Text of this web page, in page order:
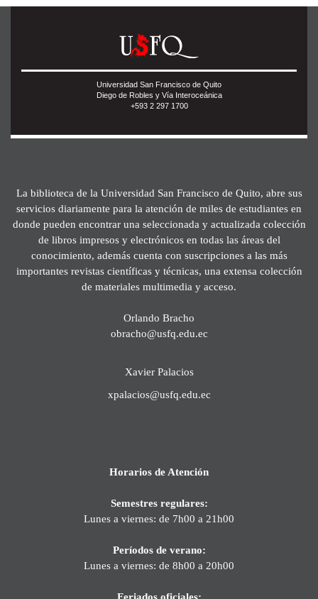
Universidad San Francisco de Quito
Diego de Robles y Vía Interoceánica
+593 2 297 1700
La biblioteca de la Universidad San Francisco de Quito, abre sus
servicios diariamente para la atención de miles de estudiantes en
donde pueden encontrar una seleccionada y actualizada colección
de libros impresos y electrónicos en todas las áreas del
conocimiento, además cuenta con suscripciones a las más
importantes revistas científicas y técnicas, una extensa colección
de materiales multimedia y acceso.
Orlando Bracho
obracho@usfq.edu.ec
Xavier Palacios
xpalacios@usfq.edu.ec
Horarios de Atención
Semestres regulares:
Lunes a viernes: de 7h00 a 21h00
Períodos de verano:
Lunes a viernes: de 8h00 a 20h00
Feriados oficiales: